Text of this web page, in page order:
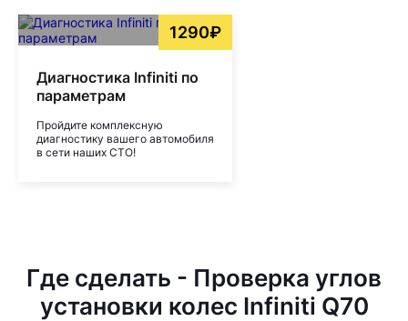
1290₽
Диагностика Infiniti по
параметрам
Пройдите комплексную
диагностику вашего автомобиля
в сети наших СТО!
Где сделать - Проверка углов
установки колес Infiniti Q70